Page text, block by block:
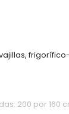
200 por 160